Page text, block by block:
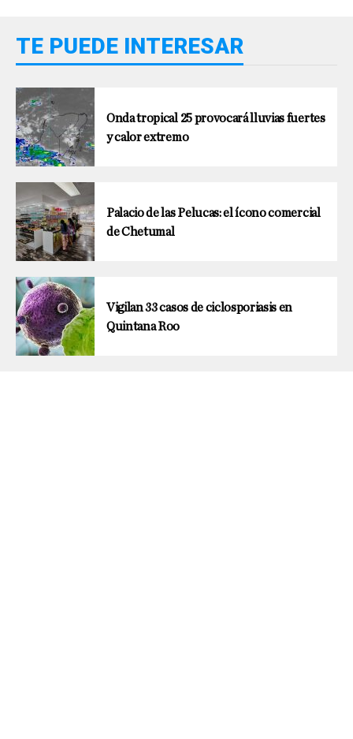
TE PUEDE INTERESAR
Onda tropical 25 provocará lluvias fuertes
y calor extremo
Palacio de las Pelucas: el ícono comercial
de Chetumal
Vigilan 33 casos de ciclosporiasis en
Quintana Roo